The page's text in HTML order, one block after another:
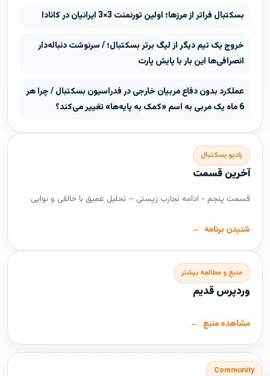
بسکتبال فراتر از مرزها؛ اولین تورنمنت 3×3 ایرانیان در کانادا
خروج یک تیم دیگر از لیگ برتر بسکتبال؛ / سرنوشت دنباله‌دار
انصرافی‌ها این بار با پایش پارت
عملکرد بدون دفاع مربیان خارجی در فدراسیون بسکتبال / چرا هر
6 ماه یک مربی به اسم «کمک به پایه‌ها» تغییر می‌کند؟
رادیو بسکتبال
آخرین قسمت
قسمت پنجم - ادامه تجارب زیستی – تحلیل عمیق با خالقی و نوایی
شنیدن برنامه
منبع و مطالعه بیشتر
وردپرس قدیم
مشاهده منبع
Community